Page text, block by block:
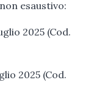
esaustivo:
2025 (Cod.
2025 (Cod.